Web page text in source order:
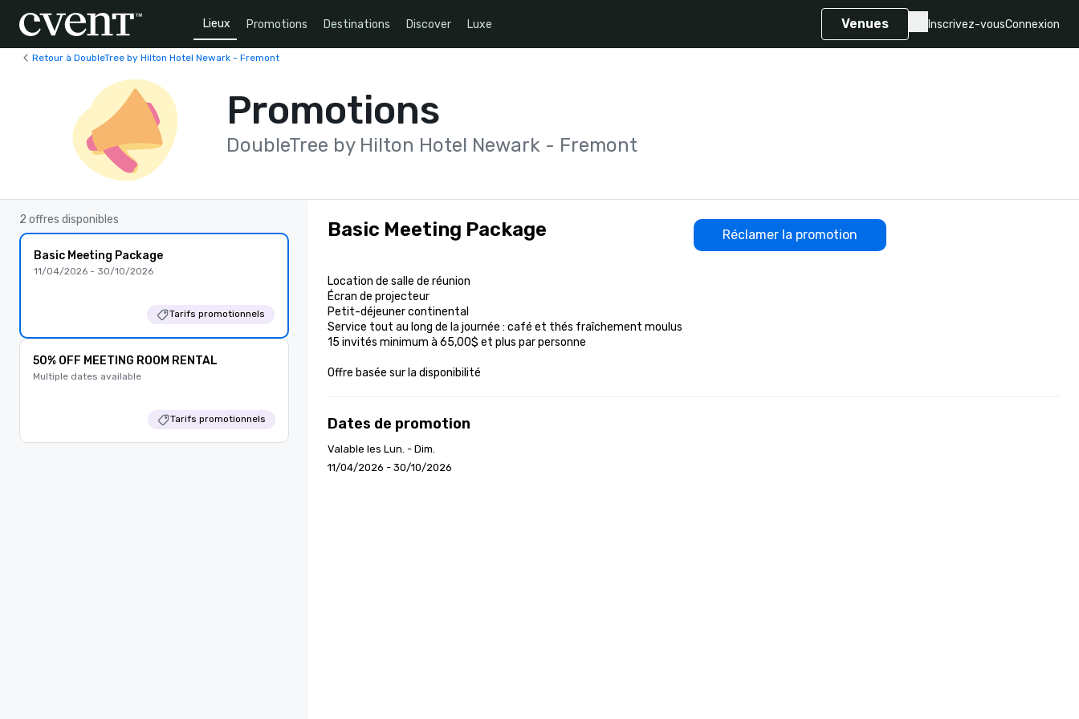
Lieux Promotions Destinations Discover Luxe Venues Inscrivez-vousConnexion
Retour à DoubleTree by Hilton Hotel Newark - Fremont
Promotions
DoubleTree by Hilton Hotel Newark - Fremont
2 offres disponibles
Basic Meeting Package
11/04/2026 - 30/10/2026
Tarifs promotionnels
50% OFF MEETING ROOM RENTAL
Multiple dates available
Tarifs promotionnels
Basic Meeting Package Réclamer la promotion
Location de salle de réunion
Écran de projecteur
Petit-déjeuner continental
Service tout au long de la journée : café et thés fraîchement moulus
15 invités minimum à 65,00$ et plus par personne
Offre basée sur la disponibilité
Dates de promotion
Valable les Lun. - Dim.
11/04/2026 - 30/10/2026